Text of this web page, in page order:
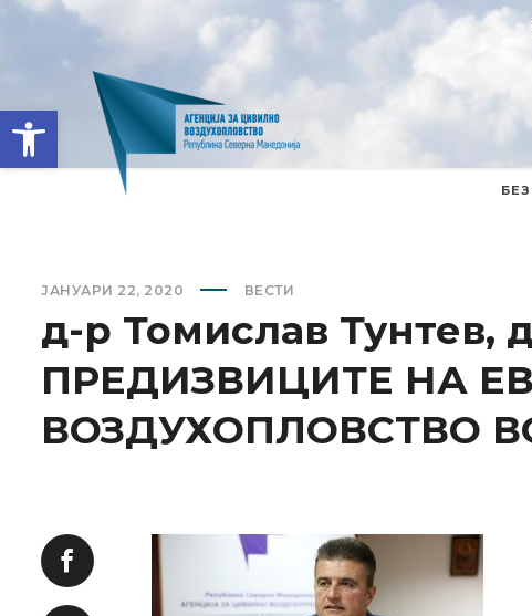
Open toolbar
ЈАНУАРИ 22, 2020 ВЕСТИ
д-р Томислав Тунтев,
ПРЕДИЗВИЦИТЕ НА
ВОЗДУХOПЛОВСТВО